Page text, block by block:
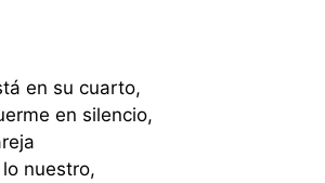
en su cuarto,
en silencio,
nuestro,